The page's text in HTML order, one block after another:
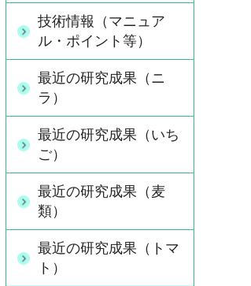
技術情報（マニュア
ル・ポイント等）
最近の研究成果（ニ
ラ）
最近の研究成果（いち
ご）
最近の研究成果（麦
類）
最近の研究成果（トマ
ト）